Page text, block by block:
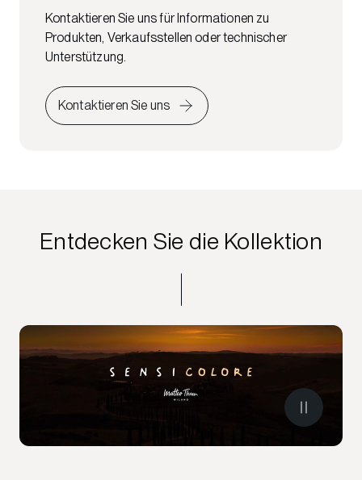
Kontaktieren Sie uns für Informationen zu
Produkten, Verkaufsstellen oder technischer
Unterstützung.
Kontaktieren Sie uns
Entdecken Sie die Kollektion